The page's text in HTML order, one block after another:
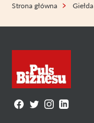
Strona główna Giełda